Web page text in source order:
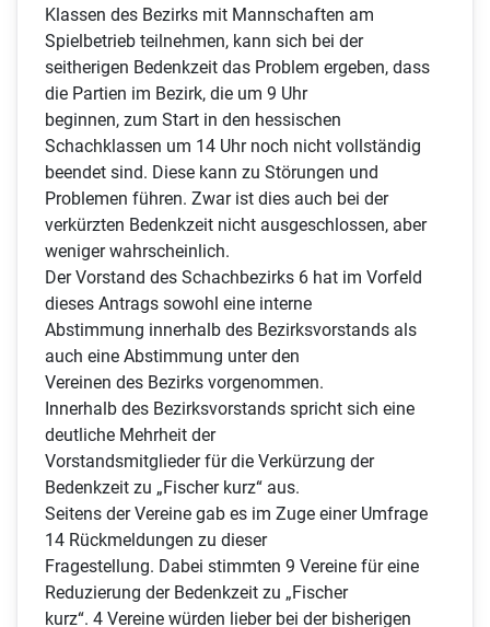
Klassen des Bezirks mit Mannschaften am
Spielbetrieb teilnehmen, kann sich bei der
seitherigen Bedenkzeit das Problem ergeben, dass
die Partien im Bezirk, die um 9 Uhr
beginnen, zum Start in den hessischen
Schachklassen um 14 Uhr noch nicht vollständig
beendet sind. Diese kann zu Störungen und
Problemen führen. Zwar ist dies auch bei der
verkürzten Bedenkzeit nicht ausgeschlossen, aber
weniger wahrscheinlich.
Der Vorstand des Schachbezirks 6 hat im Vorfeld
dieses Antrags sowohl eine interne
Abstimmung innerhalb des Bezirksvorstands als
auch eine Abstimmung unter den
Vereinen des Bezirks vorgenommen.
Innerhalb des Bezirksvorstands spricht sich eine
deutliche Mehrheit der
Vorstandsmitglieder für die Verkürzung der
Bedenkzeit zu „Fischer kurz“ aus.
Seitens der Vereine gab es im Zuge einer Umfrage
14 Rückmeldungen zu dieser
Fragestellung. Dabei stimmten 9 Vereine für eine
Reduzierung der Bedenkzeit zu „Fischer
kurz“. 4 Vereine würden lieber bei der bisherigen